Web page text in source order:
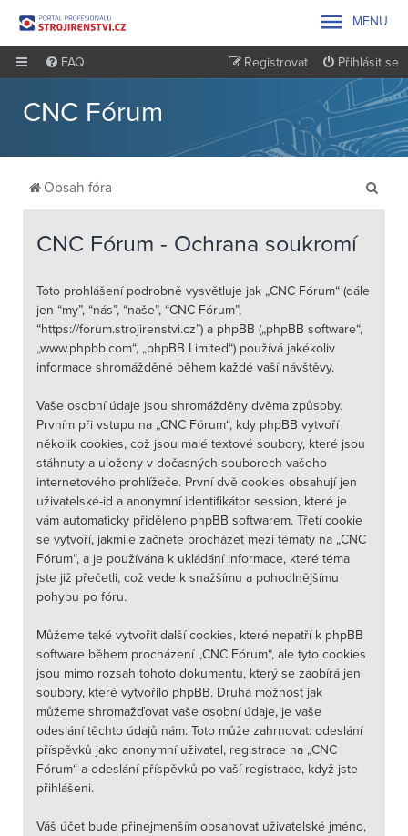
 MENU
FAQ Přihlásit se
Registrovat
CNC Fórum
Obsah fóra
l
CNC Fórum - Ochrana soukromí
Toto prohlášení podrobně vysvětluje jak „CNC Fórum“ (dále
jen “my”, “nás”, “naše”, “CNC Fórum”,
“https://forum.strojirenstvi.cz”) a phpBB („phpBB software“,
„www.phpbb.com“, „phpBB Limited“) používá jakékoliv
informace shromážděné během každé vaší návštěvy.
Vaše osobní údaje jsou shromážděny dvěma způsoby.
Prvním při vstupu na „CNC Fórum“, kdy phpBB vytvoří
několik cookies, což jsou malé textové soubory, které jsou
stáhnuty a uloženy v dočasných souborech vašeho
internetového prohlížeče. První dvě cookies obsahují jen
uživatelské-id a anonymní identifikátor session, které je
vám automaticky přiděleno phpBB softwarem. Třetí cookie
se vytvoří, jakmile začnete procházet mezi tématy na „CNC
Fórum“, a je používána k ukládání informace, které téma
jste již přečetli, což vede k snažšímu a pohodlnějšímu
pohybu po fóru.
Můžeme také vytvořit další cookies, které nepatří k phpBB
software během procházení „CNC Fórum“, ale tyto cookies
jsou mimo rozsah tohoto dokumentu, který se zaobírá jen
soubory, které vytvořilo phpBB. Druhá možnost jak
můžeme shromažďovat vaše osobní údaje, je vaše
odeslání těchto údajů nám. Toto může zahrnovat: odeslání
příspěvků jako anonymní uživatel, registrace na „CNC
Fórum“ a odeslání příspěvků po vaší registrace, když jste
přihlášeni.
Váš účet bude přinejmenším obsahovat uživatelské jméno,